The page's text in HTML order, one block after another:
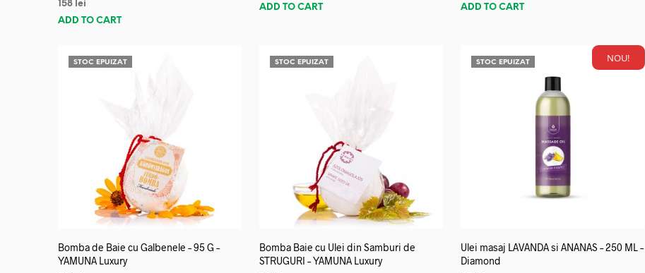
158 lei
ADD TO CART
ADD TO CART
ADD TO CART
STOC EPUIZAT
Bomba de Baie cu Galbenele – 95 G –
YAMUNA Luxury
STOC EPUIZAT
Bomba Baie cu Ulei din Samburi de
STRUGURI – YAMUNA Luxury
NOU!
STOC EPUIZAT
Ulei masaj LAVANDA si ANANAS – 250 ML –
Diamond